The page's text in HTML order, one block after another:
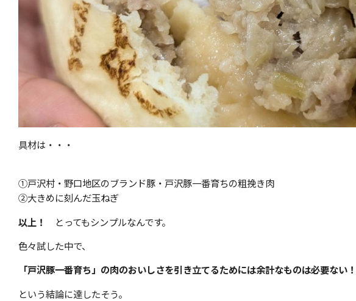
具材は・・・
①戸沢村・野口地区のブランド豚・戸沢豚一番育ちの粗挽き肉
②大きめに刻んだ玉ねぎ
以上！
とってもシンプルなんです。
色々試した中で、
「戸沢豚一番育ち」の肉のおいしさを引き立てるためには余計なものは必要ない！
という結論に達したそう。